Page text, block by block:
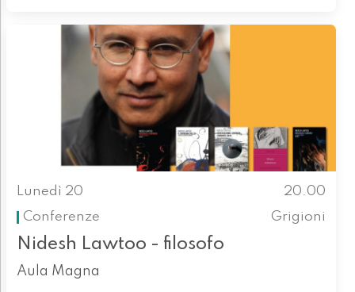
Lunedì 20
20.00
Conferenze
Grigioni
Nidesh Lawtoo - filosofo
Aula Magna